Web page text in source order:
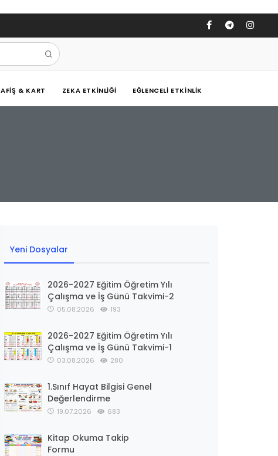
AFIŞ & KART ZEKA ETKINLIĞI EĞLENCELI ETKINLIK
Yeni Dosyalar
2026-2027 Eğitim Öğretim Yılı
Çalışma ve İş Günü Takvimi-2
05.08.2026 193
2026-2027 Eğitim Öğretim Yılı
Çalışma ve İş Günü Takvimi-1
03.08.2026 280
1.Sınıf Hayat Bilgisi Genel
Değerlendirme
19.07.2026 683
Kitap Okuma Takip
Formu